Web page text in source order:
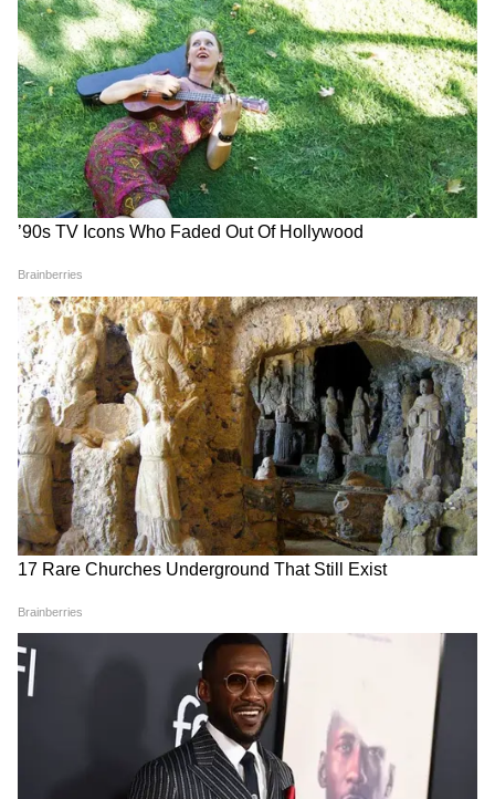
Image Credit :X
शहर के बीचों-बीच छिपाया गया 'राज' या खुली
चुनौती?
नूर खान एयरबेस रावलपिंडी के व्यस्त इलाके में और
पाकिस्तान के सैन्य मुख्यालय (GHQ) के बिल्कुल करीब
स्थित है। पाकिस्तान ने इन आरोपों को यह कहकर खारिज
कर दिया कि इतने बड़े विमानों के बेड़े को शहर के बीचों-
बीच छिपाना नामुमकिन है। लेकिन अमेरिकी खुफिया तंत्र
का दावा है कि यह ईरान की अपनी संपत्तियों को बचाने
की एक सोची-समझी रणनीति का हिस्सा था। इसी दौरान,
ईरान के नागरिक विमानों ने अफगानिस्तान के काबुल में
शरण ली, जिससे इस पूरे घटनाक्रम में तालिबान का एंगल
भी जुड़ गया है।
The US has hit Pakistan with a
serious allegation: even while
Islamabad was positioning itself
as a “mediator” between Iran and
the United States, it allegedly